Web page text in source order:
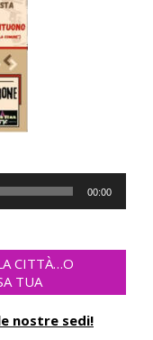
00:00
CITTÀ…O
TUA
nostre sedi!